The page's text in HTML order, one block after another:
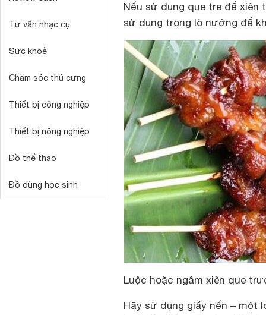
Tư vấn nhạc cụ
Sức khoẻ
Chăm sóc thú cưng
Thiết bị công nghiệp
Thiết bị nông nghiệp
Đồ thể thao
Đồ dùng học sinh
Nếu sử dụng que tre để
sử dụng trong lò nướng để
Luộc hoặc ngâm xiên que
Hãy sử dụng giấy nến – một